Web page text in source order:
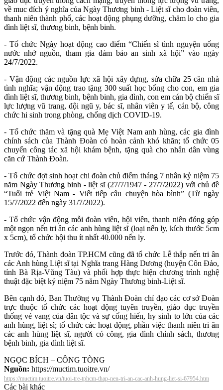
về muc đích ý nghĩa của Ngày Thương binh - Liệt sĩ cho đoàn viên,
thanh niên thành phố, các hoạt động phụng dưỡng, chăm lo cho gia
đình liệt sĩ, thương binh, bệnh binh.
- Tổ chức Ngày hoạt động cao điểm “Chiến sĩ tình nguyện uống
nước nhớ nguồn, tham gia đảm bảo an sinh xã hội” vào ngày
24/7/2022.
- Vận động các nguồn lực xã hội xây dựng, sửa chữa 25 căn nhà
tình nghĩa; vận động trao tặng 300 suất học bổng cho con, em gia
đình liệt sĩ, thương binh, bệnh binh, gia đình, con em cán bộ chiến sĩ
lực lượng vũ trang, đội ngũ y, bác sĩ, nhân viên y tế, cán bộ, công
chức hi sinh trong phòng, chống dịch COVID-19.
- Tổ chức thăm và tặng quà Mẹ Việt Nam anh hùng, các gia đình
chính sách của Thành Đoàn có hoàn cảnh khó khăn; tổ chức 05
chuyến công tác xã hội khám bệnh, tặng quà cho nhân dân vùng
căn cứ Thành Đoàn.
- Tổ chức đợt sinh hoạt chi đoàn chủ điểm tháng 7 nhân kỷ niệm 75
năm Ngày Thương binh - liệt sĩ (27/7/1947 - 27/7/2022) với chủ đề
“Tuổi trẻ Việt Nam - Viết tiếp câu chuyện hòa bình” (Từ ngày
15/7/2022 đến ngày 31/7/2022).
- Tổ chức vận động mỗi đoàn viên, hội viên, thanh niên đóng góp
một ngọn nến tri ân các anh hùng liệt sĩ (loại nến ly, kích thước 5cm
x 5cm), tổ chức hội thu ít nhất 40.000 nến ly.
Trước đó, Thành đoàn TP.HCM cũng đã tổ chức Lễ thắp nến tri ân
các Anh hùng Liệt sĩ tại Nghĩa trang Hàng Dương (huyện Côn Đảo,
tỉnh Bà Rịa-Vũng Tàu) và phối hợp thực hiện chương trình nghệ
thuật đặc biệt kỷ niệm 75 năm Ngày Thương binh-Liệt sĩ.
Bên cạnh đó, Ban Thường vụ Thành Đoàn chỉ đạo các cơ sở Đoàn
trực thuộc tổ chức các hoạt động tuyên truyền, giáo dục truyền
thống vẻ vang của dân tộc và sự cống hiến, hy sinh to lớn của các
anh hùng, liệt sĩ; tổ chức các hoạt động, phần việc thanh niên tri ân
các anh hùng liệt sĩ, người có công, gia đình chính sách, thương
bệnh binh, gia đình liệt sĩ.
NGỌC BÍCH – CÔNG TÒNG
Nguồn: https://muctim.tuoitre.vn/
https://muctim.tuoitre.vn/tuoi-tre-tphcm-thap-nen-tri-an-cac-anh-hung-liet-si-67954.htm
Các bài khác